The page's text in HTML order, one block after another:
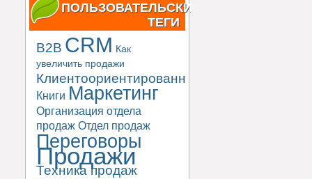
ПОЛЬЗОВАТЕЛЬСКИЕ
ТЕГИ
B2B CRM Как
увеличить продажи
Клиентоориентированность
Книги Маркетинг
Организация отдела
продаж Отдел продаж
Переговоры
Продажи
Техника продаж